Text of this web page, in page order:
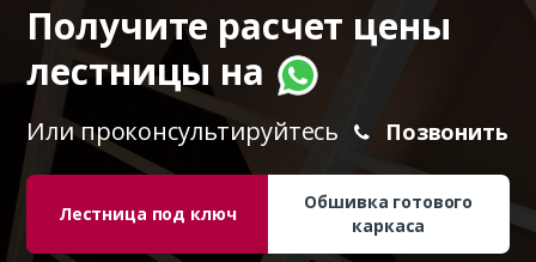
Получите расчет цены
лестницы на
Или проконсультируйтесь Позвонить
Лестница под ключ
Обшивка готового
каркаса